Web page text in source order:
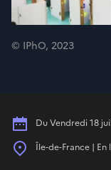
© IPhO, 2023
Date
Du Vendredi 18
Place
Île-de-France | En